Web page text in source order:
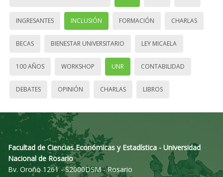
INGRESANTES INCLUSIÓN FORMACIÓN CHARLAS
BECAS BIENESTAR UNIVERSITARIO LEY MICAELA
100 AÑOS WORKSHOP UNR CONTABILIDAD
DEBATES OPINIÓN CHARLAS LIBROS
Facultad de Ciencias Económicas y Estadística - Universidad
Nacional de Rosario
Bv. Oroño 1261 - S2000DSM - Rosario